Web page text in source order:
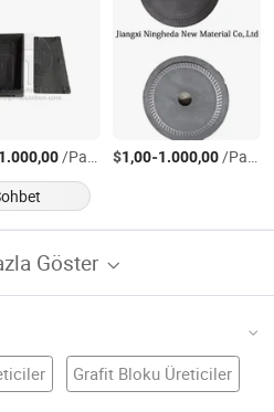
/Parça $1,00-1.000,00/Parça
Göster
Grafit Bloku Üreticiler